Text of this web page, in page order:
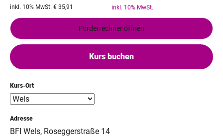
Kurs-Ort
Adresse
BFI Wels, Roseggerstraße 14
inkl. 10% MwSt. € 35,91 inkl. 10% MwSt.
Förderrechner öffnen
Kurs buchen